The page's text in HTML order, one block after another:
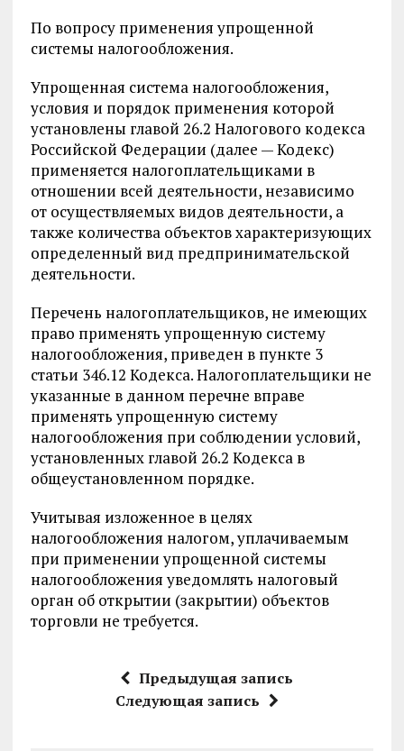
По вопросу применения упрощенной
системы налогообложения.
Упрощенная система налогообложения,
условия и порядок применения которой
установлены главой 26.2 Налогового кодекса
Российской Федерации (далее — Кодекс)
применяется налогоплательщиками в
отношении всей деятельности, независимо
от осуществляемых видов деятельности, а
также количества объектов характеризующих
определенный вид предпринимательской
деятельности.
Перечень налогоплательщиков, не имеющих
право применять упрощенную систему
налогообложения, приведен в пункте 3
статьи 346.12 Кодекса. Налогоплательщики не
указанные в данном перечне вправе
применять упрощенную систему
налогообложения при соблюдении условий,
установленных главой 26.2 Кодекса в
общеустановленном порядке.
Учитывая изложенное в целях
налогообложения налогом, уплачиваемым
при применении упрощенной системы
налогообложения уведомлять налоговый
орган об открытии (закрытии) объектов
торговли не требуется.
Предыдущая запись
Следующая запись